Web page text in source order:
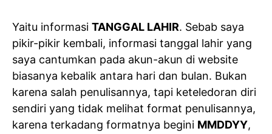
Yaitu informasi TANGGAL LAHIR. Sebab saya
pikir-pikir kembali, informasi tanggal lahir yang
saya cantumkan pada akun-akun di website
biasanya kebalik antara hari dan bulan. Bukan
karena salah penulisannya, tapi keteledoran diri
sendiri yang tidak melihat format penulisannya,
karena terkadang formatnya begini MMDDYY,